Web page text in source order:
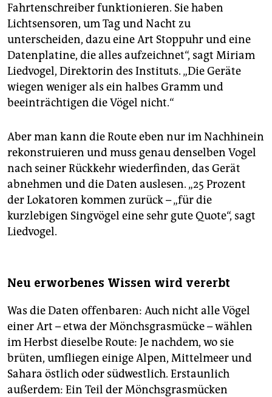
Fahrtenschreiber funktionieren. Sie haben
Lichtsensoren, um Tag und Nacht zu
unterscheiden, dazu eine Art Stoppuhr und eine
Datenplatine, die alles aufzeichnet“, sagt Miriam
Liedvogel, Direktorin des Instituts. „Die Geräte
wiegen weniger als ein halbes Gramm und
beeinträchtigen die Vögel nicht.“
Aber man kann die Route eben nur im Nachhinein
rekonstruieren und muss genau denselben Vogel
nach seiner Rückkehr wiederfinden, das Gerät
abnehmen und die Daten auslesen. „25 Prozent
der Lokatoren kommen zurück – „für die
kurzlebigen Singvögel eine sehr gute Quote“, sagt
Liedvogel.
Neu erworbenes Wissen wird vererbt
Was die Daten offenbaren: Auch nicht alle Vögel
einer Art – etwa der Mönchsgrasmücke – wählen
im Herbst dieselbe Route: Je nachdem, wo sie
brüten, umfliegen einige Alpen, Mittelmeer und
Sahara östlich oder südwestlich. Erstaunlich
außerdem: Ein Teil der Mönchsgrasmücken